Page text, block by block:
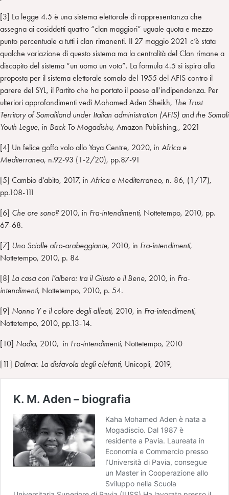
[3] La legge 4.5 è una sistema elettorale di rappresentanza che
assegna ai cosiddetti quattro “clan maggiori” uguale quota e mezzo
punto percentuale a tutti i clan rimanenti. Il 27 maggio 2021 c’è stata
qualche variazione di questo sistema ma la centralità del Clan rimane a
discapito del sistema “un uomo un voto”. La formula 4.5 si ispira alla
proposta per il sistema elettorale somalo del 1955 del AFIS contro il
parere del SYL, il Partito che ha portato il paese all’indipendenza. Per
ulteriori approfondimenti vedi Mohamed Aden Sheikh, The Trust
Territory of Somaliland under Italian administration (AFIS) and the Somali
Youth Legue, in Back To Mogadishu, Amazon Publishing,, 2021
[4] Un felice goffo volo allo Yaya Centre, 2020, in Africa e
Mediterraneo, n.92-93 (1-2/20), pp.87-91
[5] Cambio d’abito, 2017, in Africa e Mediterraneo, n. 86, (1/17),
pp.108-111
[6] Che ore sono? 2010, in Fra-intendimenti, Nottetempo, 2010, pp.
67-68.
[7] Uno Scialle afro-arabeggiante, 2010, in Fra-intendimenti,
Nottetempo, 2010, p. 84
[8] La casa con l’albero: tra il Giusto e il Bene, 2010, in Fra-
intendimenti, Nottetempo, 2010, p. 54.
[9] Nonno Y e il colore degli alleati, 2010, in Fra-intendimenti,
Nottetempo, 2010, pp.13-14.
[10] Nadia, 2010, in Fra-intendimenti, Nottetempo, 2010
[11] Dalmar. La disfavola degli elefanti, Unicopli, 2019,